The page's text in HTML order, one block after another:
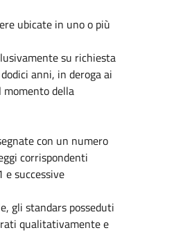
ubicate in uno o più
su richiesta
anni, in deroga ai
della
con un numero
corrispondenti
e successive
gli standars posseduti
qualitativamente e